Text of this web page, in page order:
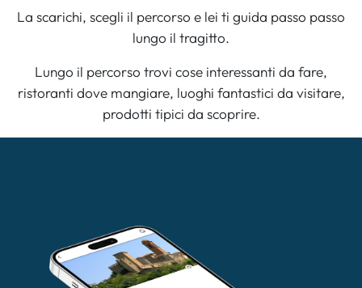
La scarichi, scegli il percorso e lei ti guida passo passo
lungo il tragitto.
Lungo il percorso trovi cose interessanti da fare,
ristoranti dove mangiare, luoghi fantastici da visitare,
prodotti tipici da scoprire.